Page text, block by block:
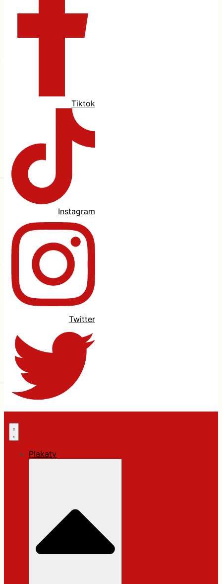
Tiktok
Instagram
Twitter
Plakaty